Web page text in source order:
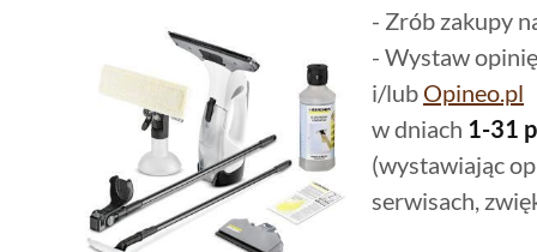
- Zrób zakupy
- Wystaw
i/lub Opineo.pl
w dniach 1-31
(wystawiając
serwisach,